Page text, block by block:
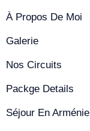
À Propos De Moi
Galerie
Nos Circuits
Packge Details
Séjour En Arménie